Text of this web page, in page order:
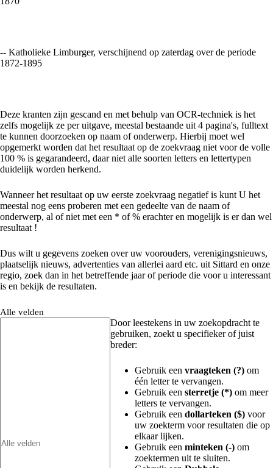
-- Katholieke Limburger, verschijnend op zaterdag over de periode
1872-1895
Deze kranten zijn gescand en met behulp van OCR-techniek is het
zelfs mogelijk ze per uitgave, meestal bestaande uit 4 pagina's, fulltext
te kunnen doorzoeken op naam of onderwerp. Hierbij moet wel
opgemerkt worden dat het resultaat op de zoekvraag niet voor de volle
100 % is gegarandeerd, daar niet alle soorten letters en lettertypen
duidelijk worden herkend.
Wanneer het resultaat op uw eerste zoekvraag negatief is kunt U het
meestal nog eens proberen met een gedeelte van de naam of
onderwerp, al of niet met een * of % erachter en mogelijk is er dan wel
resultaat !
Dus wilt u gegevens zoeken over uw voorouders, verenigingsnieuws,
plaatselijk nieuws, advertenties van allerlei aard etc. uit Sittard en onze
regio, zoek dan in het betreffende jaar of periode die voor u interessant
is en bekijk de resultaten.
Alle velden
Door leestekens in uw zoekopdracht te
gebruiken, zoekt u specifieker of juist
breder:
Gebruik een vraagteken (?) om
één letter te vervangen.
Gebruik een sterretje (*) om meer
letters te vervangen.
Gebruik een dollarteken ($) voor
uw zoekterm voor resultaten die op
elkaar lijken.
Gebruik een minteken (-) om
zoektermen uit te sluiten.